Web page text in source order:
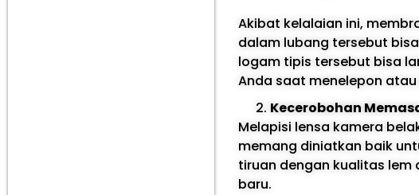
Akibat kelalaian ini,
dalam lubang tersebut
logam tipis tersebut bisa
Anda saat menelepon
Kecerobohan
Melapisi lensa kamera
memang diniatkan baik
tiruan dengan kualitas
baru.